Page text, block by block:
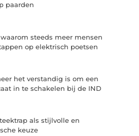
paarden
steeds meer mensen
op elektrisch poetsen
het verstandig is om een
in te schakelen bij de IND
als stijlvolle en
keuze